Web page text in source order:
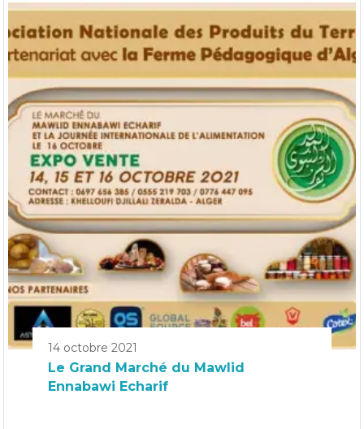
14 octobre 2021
Le Grand Marché du Mawlid
Ennabawi Echarif